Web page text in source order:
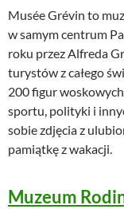
Musée Grévin to
w samym centrum
roku przez Alfreda
turystów z całego
200 figur
sportu, polityki i
sobie zdjęcia z
pamiątkę z wakacji.
Muzeum